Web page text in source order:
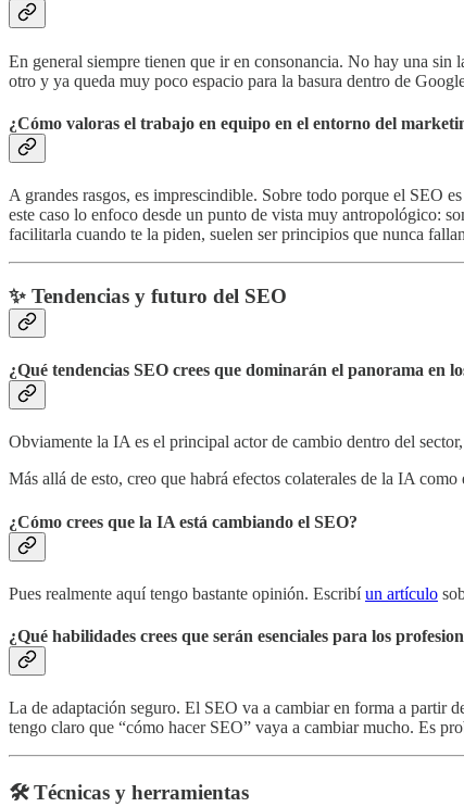
En general siempre tienen que ir en consonancia. No hay una
otro y ya queda muy poco espacio para la basura dentro de
¿Cómo valoras el trabajo en equipo en el entorno del
A grandes rasgos, es imprescindible. Sobre todo porque el SEO
este caso lo enfoco desde un punto de vista muy antropológico:
facilitarla cuando te la piden, suelen ser principios que nunca
✨ Tendencias y futuro del SEO
¿Qué tendencias SEO crees que dominarán el panorama en
Obviamente la IA es el principal actor de cambio dentro del
Más allá de esto, creo que habrá efectos colaterales de la IA
¿Cómo crees que la IA está cambiando el SEO?
Pues realmente aquí tengo bastante opinión. Escribíun artículo
¿Qué habilidades crees que serán esenciales para los
La de adaptación seguro. El SEO va a cambiar en forma a partir
tengo claro que “cómo hacer SEO” vaya a cambiar mucho. Es
🛠️Técnicas y herramientas